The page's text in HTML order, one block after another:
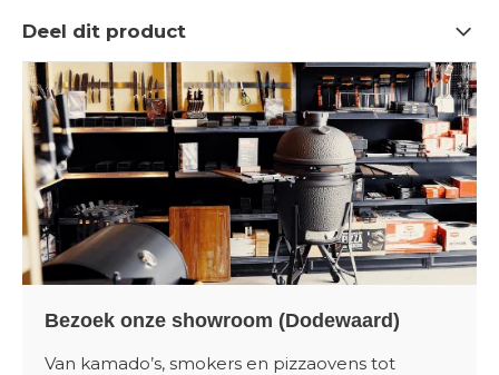
Deel dit product
Bezoek onze showroom (Dodewaard)
Van kamado’s, smokers en pizzaovens tot